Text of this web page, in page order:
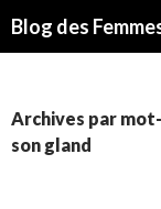
Blog des
Archives par
son gland